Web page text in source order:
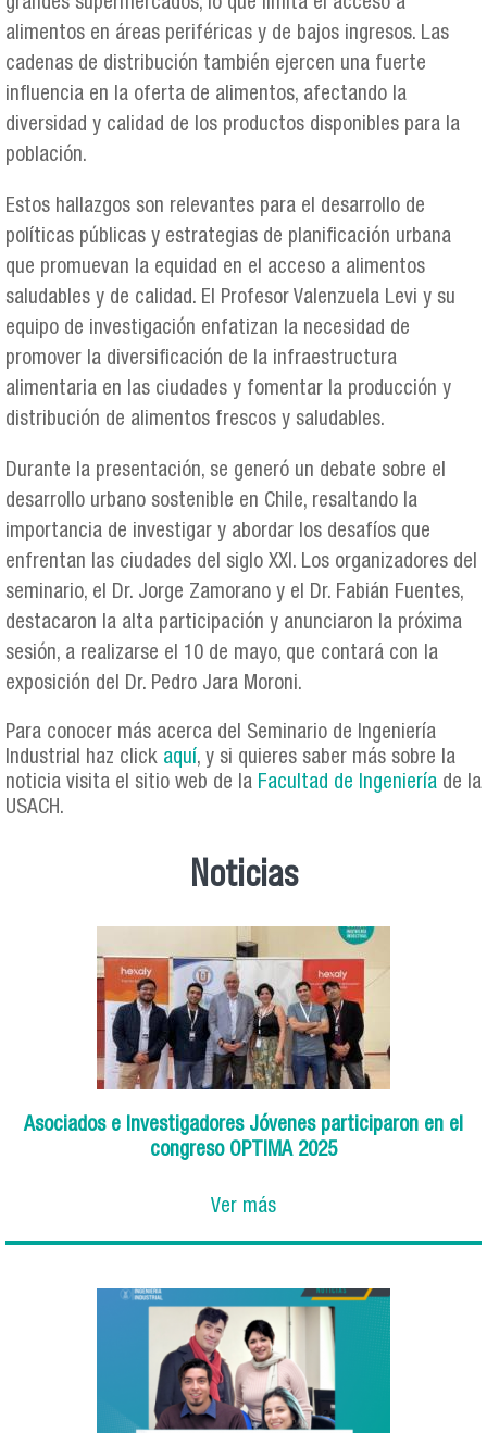
alimentos en áreas periféricas y de bajos ingresos. Las
cadenas de distribución también ejercen una fuerte
influencia en la oferta de alimentos, afectando la
diversidad y calidad de los productos disponibles para la
población.
Estos hallazgos son relevantes para el desarrollo de
políticas públicas y estrategias de planificación urbana
que promuevan la equidad en el acceso a alimentos
saludables y de calidad. El Profesor Valenzuela Levi y su
equipo de investigación enfatizan la necesidad de
promover la diversificación de la infraestructura
alimentaria en las ciudades y fomentar la producción y
distribución de alimentos frescos y saludables.
Durante la presentación, se generó un debate sobre el
desarrollo urbano sostenible en Chile, resaltando la
importancia de investigar y abordar los desafíos que
enfrentan las ciudades del siglo XXI. Los organizadores del
seminario, el Dr. Jorge Zamorano y el Dr. Fabián Fuentes,
destacaron la alta participación y anunciaron la próxima
sesión, a realizarse el 10 de mayo, que contará con la
exposición del Dr. Pedro Jara Moroni.
Para conocer más acerca del Seminario de Ingeniería
Industrial haz click aquí, y si quieres saber más sobre la
noticia visita el sitio web de la Facultad de Ingeniería de la
USACH.
Noticias
Asociados e Investigadores Jóvenes participaron en el
congreso OPTIMA 2025
Ver más